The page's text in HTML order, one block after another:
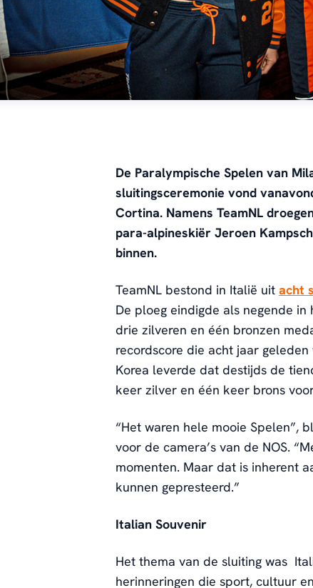
De Paralympische Spelen van
sluitingsceremonie vond
Cortina. Namens TeamNL
para-alpineskiër Jeroen
binnen.
TeamNL bestond in Italië uit acht
De ploeg eindigde als negende
drie zilveren en één bronzen
recordscore die acht jaar
Korea leverde dat destijds de
keer zilver en één keer brons
“Het waren hele mooie Spelen”,
voor de camera’s van de NOS.
momenten. Maar dat is inherent
kunnen gepresteerd.”
Italian Souvenir
Het thema van de sluiting was
herinneringen die sport, cultuur